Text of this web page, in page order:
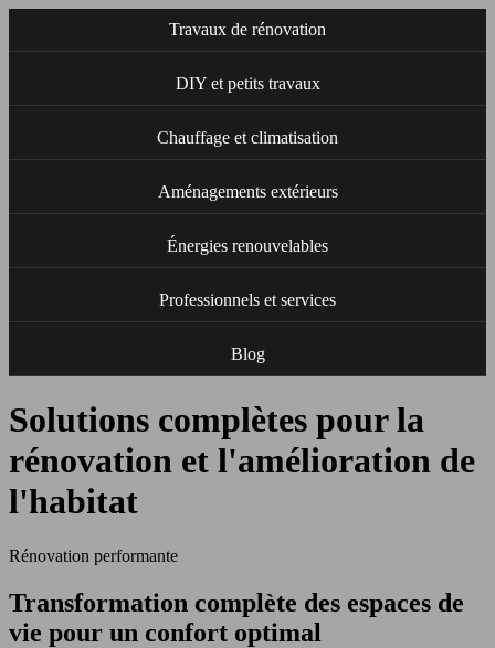
Travaux de rénovation
DIY et petits travaux
Chauffage et climatisation
Aménagements extérieurs
Énergies renouvelables
Professionnels et services
Blog
Solutions complètes pour la
rénovation et l'amélioration de
l'habitat
Rénovation performante
Transformation complète des espaces de
vie pour un confort optimal